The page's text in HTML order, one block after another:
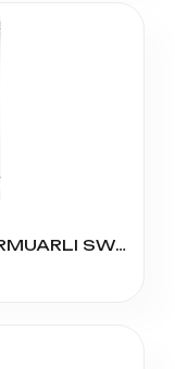
2002 ERKEK 3İP KOMPAK FERMUARLI SWEAT